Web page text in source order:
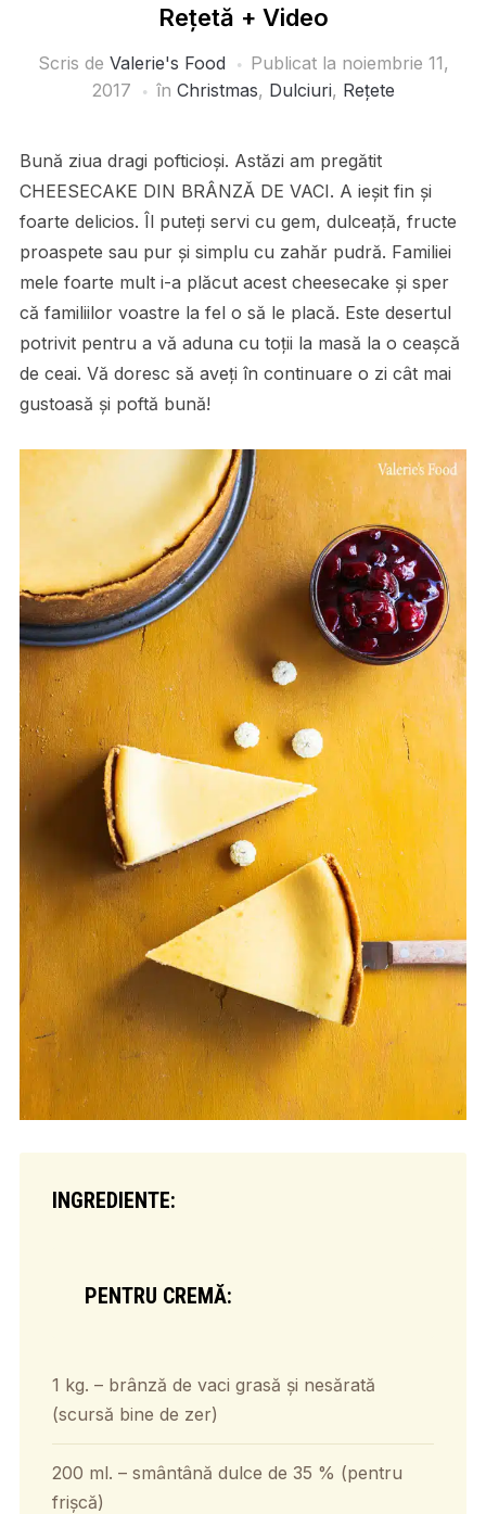
Rețetă + Video
Scris de Valerie's Food Publicat la noiembrie 11,
2017
în Christmas, Dulciuri, Rețete
Bună ziua dragi pofticioși. Astăzi am pregătit
CHEESECAKE DIN BRÂNZĂ DE VACI. A ieșit fin și
foarte delicios. Îl puteți servi cu gem, dulceață, fructe
proaspete sau pur și simplu cu zahăr pudră. Familiei
mele foarte mult i-a plăcut acest cheesecake și sper
că familiilor voastre la fel o să le placă. Este desertul
potrivit pentru a vă aduna cu toții la masă la o ceașcă
de ceai. Vă doresc să aveți în continuare o zi cât mai
gustoasă și poftă bună!
INGREDIENTE:
PENTRU CREMĂ:
1 kg. – brânză de vaci grasă și nesărată
(scursă bine de zer)
200 ml. – smântână dulce de 35 % (pentru
frișcă)